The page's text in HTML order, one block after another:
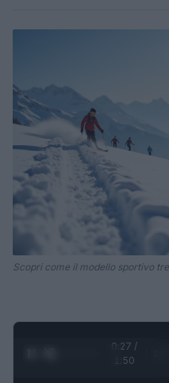
Scopri come il modello sportivo
0:28 /
1:50